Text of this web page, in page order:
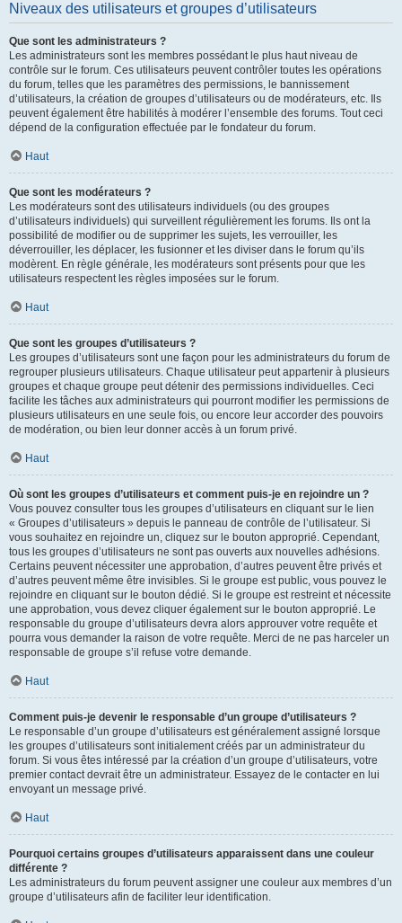
Niveaux des utilisateurs et groupes d’utilisateurs
Que sont les administrateurs ?
Les administrateurs sont les membres possédant le plus haut niveau de
contrôle sur le forum. Ces utilisateurs peuvent contrôler toutes les opérations
du forum, telles que les paramètres des permissions, le bannissement
d’utilisateurs, la création de groupes d’utilisateurs ou de modérateurs, etc. Ils
peuvent également être habilités à modérer l’ensemble des forums. Tout ceci
dépend de la configuration effectuée par le fondateur du forum.
Haut
Que sont les modérateurs ?
Les modérateurs sont des utilisateurs individuels (ou des groupes
d’utilisateurs individuels) qui surveillent régulièrement les forums. Ils ont la
possibilité de modifier ou de supprimer les sujets, les verrouiller, les
déverrouiller, les déplacer, les fusionner et les diviser dans le forum qu’ils
modèrent. En règle générale, les modérateurs sont présents pour que les
utilisateurs respectent les règles imposées sur le forum.
Haut
Que sont les groupes d’utilisateurs ?
Les groupes d’utilisateurs sont une façon pour les administrateurs du forum de
regrouper plusieurs utilisateurs. Chaque utilisateur peut appartenir à plusieurs
groupes et chaque groupe peut détenir des permissions individuelles. Ceci
facilite les tâches aux administrateurs qui pourront modifier les permissions de
plusieurs utilisateurs en une seule fois, ou encore leur accorder des pouvoirs
de modération, ou bien leur donner accès à un forum privé.
Haut
Où sont les groupes d’utilisateurs et comment puis-je en rejoindre un ?
Vous pouvez consulter tous les groupes d’utilisateurs en cliquant sur le lien
« Groupes d’utilisateurs » depuis le panneau de contrôle de l’utilisateur. Si
vous souhaitez en rejoindre un, cliquez sur le bouton approprié. Cependant,
tous les groupes d’utilisateurs ne sont pas ouverts aux nouvelles adhésions.
Certains peuvent nécessiter une approbation, d’autres peuvent être privés et
d’autres peuvent même être invisibles. Si le groupe est public, vous pouvez le
rejoindre en cliquant sur le bouton dédié. Si le groupe est restreint et nécessite
une approbation, vous devez cliquer également sur le bouton approprié. Le
responsable du groupe d’utilisateurs devra alors approuver votre requête et
pourra vous demander la raison de votre requête. Merci de ne pas harceler un
responsable de groupe s’il refuse votre demande.
Haut
Comment puis-je devenir le responsable d’un groupe d’utilisateurs ?
Le responsable d’un groupe d’utilisateurs est généralement assigné lorsque
les groupes d’utilisateurs sont initialement créés par un administrateur du
forum. Si vous êtes intéressé par la création d’un groupe d’utilisateurs, votre
premier contact devrait être un administrateur. Essayez de le contacter en lui
envoyant un message privé.
Haut
Pourquoi certains groupes d’utilisateurs apparaissent dans une couleur
différente ?
Les administrateurs du forum peuvent assigner une couleur aux membres d’un
groupe d’utilisateurs afin de faciliter leur identification.